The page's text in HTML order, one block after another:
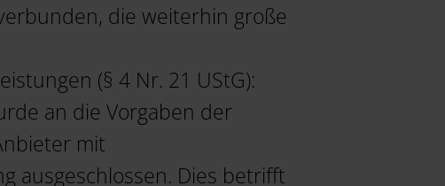
die weiterhin große
(§ 4 Nr. 21 UStG):
an die Vorgaben der
mit
ausgeschlossen. Dies betrifft